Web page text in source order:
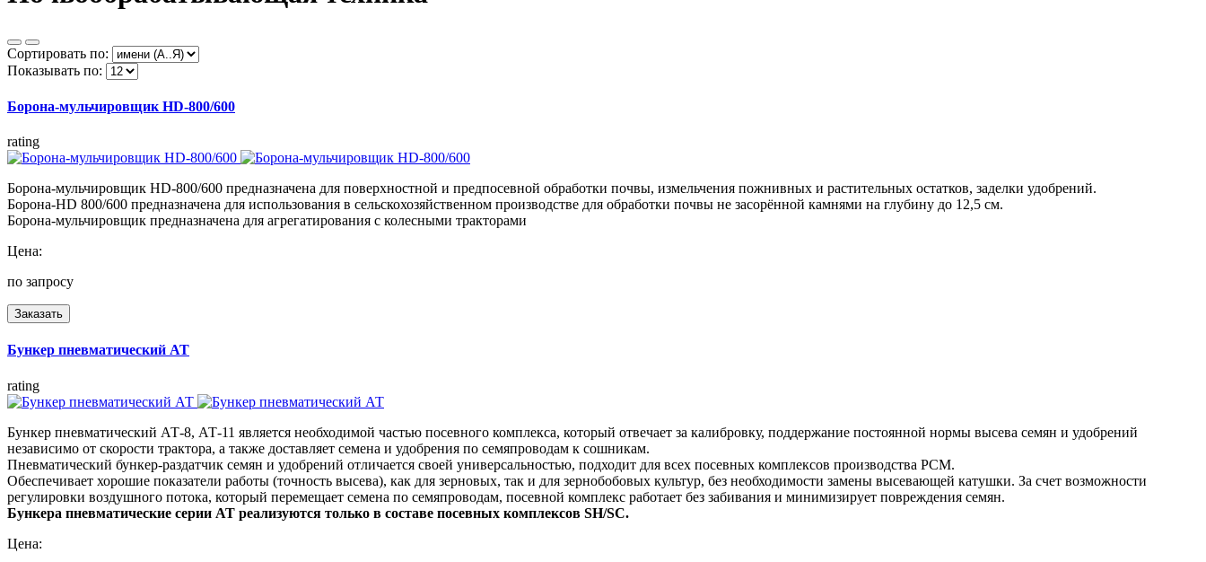
Сортировать по:
Показывать по:
Борона-мульчировщик HD-800/600
rating
Борона-мульчировщик НD-800/600 предназначена для поверхностной и предпосевной обработки почвы, измельчения пожнивных и растительных остатков, заделки удобрений.
Борона-HD 800/600 предназначена для использования в сельскохозяйственном производстве для обработки почвы не засорённой камнями на глубину до 12,5 см.
Борона-мульчировщик предназначена для агрегатирования с колесными тракторами
Цена:
по запросу
Заказать
Бункер пневматический АТ
rating
Бункер пневматический АТ-8, АТ-11 является необходимой частью посевного комплекса, который отвечает за калибровку, поддержание постоянной нормы высева семян и удобрений
независимо от скорости трактора, а также доставляет семена и удобрения по семяпроводам к сошникам.
Пневматический бункер-раздатчик семян и удобрений отличается своей универсальностью, подходит для всех посевных комплексов производства РСМ.
Обеспечивает хорошие показатели работы (точность высева), как для зерновых, так и для зернобобовых культур, без необходимости замены высевающей катушки. За счет возможности
регулировки воздушного потока, который перемещает семена по семяпроводам, посевной комплекс работает без забивания и минимизирует повреждения семян.
Бункера пневматические серии АТ реализуются только в составе посевных комплексов SH/SC.
Цена: